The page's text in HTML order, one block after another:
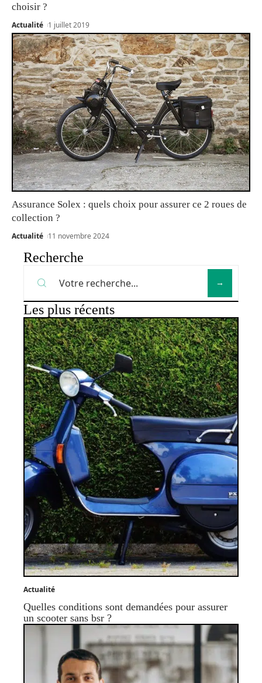
choisir ?
Actualité 1 juillet 2019
Assurance Solex : quels choix pour assurer ce 2 roues de
collection ?
Actualité 11 novembre 2024
Recherche
Les plus récents
Actualité
Quelles conditions sont demandées pour assurer
un scooter sans bsr ?